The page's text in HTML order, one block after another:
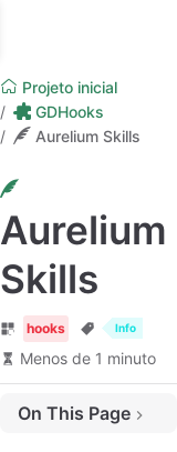
Projeto inicial
GDHooks
Aurelium Skills
Aurelium
Skills
hooks Info
Menos de 1 minuto
On This Page